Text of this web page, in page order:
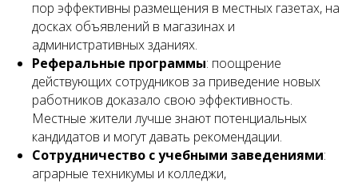
пор эффективны размещения в местных газетах, на
досках объявлений в магазинах и
административных зданиях.
Реферальные программы: поощрение
действующих сотрудников за приведение новых
работников доказало свою эффективность.
Местные жители лучше знают потенциальных
кандидатов и могут давать рекомендации.
Сотрудничество с учебными заведениями:
аграрные техникумы и колледжи,